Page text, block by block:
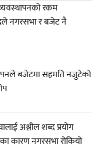
रकम
नगरसभा र बजेट नै
बजेटमा सहमति नजुटेको
अश्लील शब्द प्रयोग
कारण नगरसभा रोकियो